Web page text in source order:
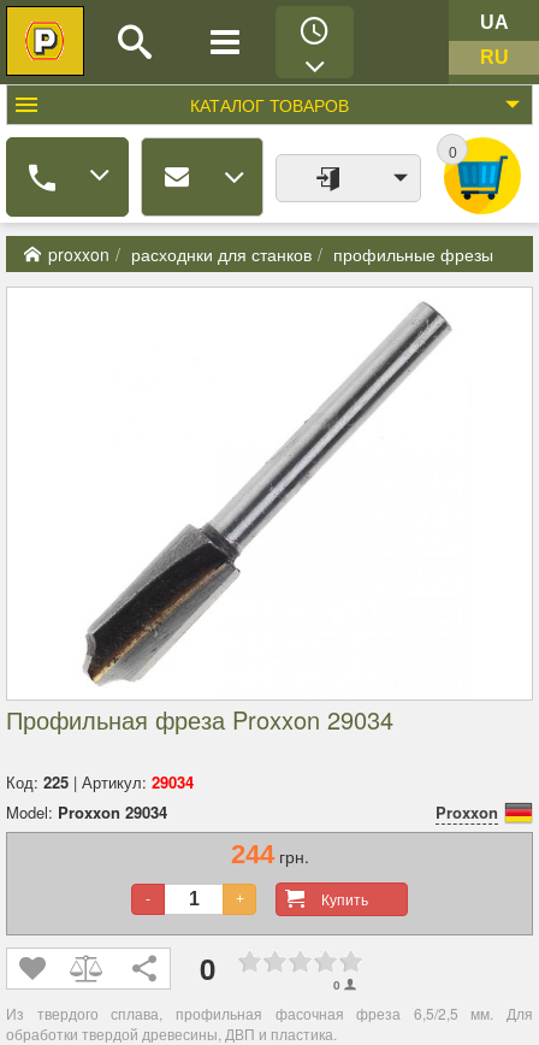
UA
RU
КАТАЛОГ ТОВАРОВ
0
proxxon расходнки для станков профильные фрезы
Профильная фреза Proxxon 29034
Код: 225 | Артикул: 29034
Model: Proxxon 29034 Proxxon
244грн.
Купить
- +
0 0
Из твердого сплава, профильная фасочная фреза 6,5/2,5 мм. Для
обработки твердой древесины, ДВП и пластика.